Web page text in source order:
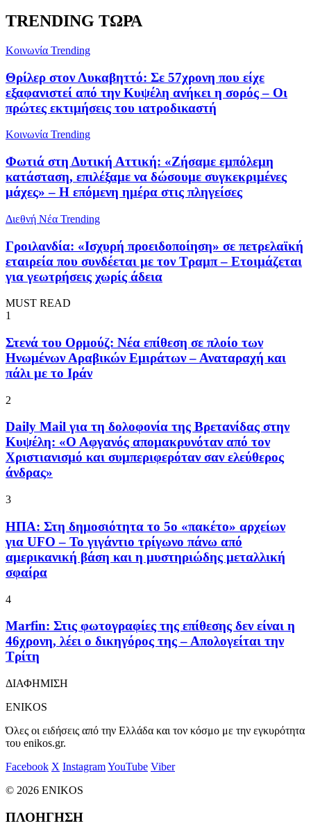
TRENDING ΤΩΡΑ
Κοινωνία Trending
Θρίλερ στον Λυκαβηττό: Σε 57χρονη που είχε
εξαφανιστεί από την Κυψέλη ανήκει η σορός – Οι
πρώτες εκτιμήσεις του ιατροδικαστή
Κοινωνία Trending
Φωτιά στη Δυτική Αττική: «Ζήσαμε εμπόλεμη
κατάσταση, επιλέξαμε να δώσουμε συγκεκριμένες
μάχες» – Η επόμενη ημέρα στις πληγείσες
Διεθνή Νέα Trending
Γροιλανδία: «Ισχυρή προειδοποίηση» σε πετρελαϊκή
εταιρεία που συνδέεται με τον Τραμπ – Ετοιμάζεται
για γεωτρήσεις χωρίς άδεια
MUST READ
1
Στενά του Ορμούζ: Νέα επίθεση σε πλοίο των
Ηνωμένων Αραβικών Εμιράτων – Αναταραχή και
πάλι με το Ιράν
2
Daily Mail για τη δολοφονία της Βρετανίδας στην
Κυψέλη: «Ο Αφγανός απομακρυνόταν από τον
Χριστιανισμό και συμπεριφερόταν σαν ελεύθερος
άνδρας»
3
ΗΠΑ: Στη δημοσιότητα το 5ο «πακέτο» αρχείων
για UFO – Το γιγάντιο τρίγωνο πάνω από
αμερικανική βάση και η μυστηριώδης μεταλλική
σφαίρα
4
Marfin: Στις φωτογραφίες της επίθεσης δεν είναι η
46χρονη, λέει ο δικηγόρος της – Απολογείται την
Τρίτη
ΔΙΑΦΗΜΙΣΗ
ENIKOS
Όλες οι ειδήσεις από την Ελλάδα και τον κόσμο με την εγκυρότητα
του enikos.gr.
Facebook X InstagramYouTube Viber
© 2026 ENIKOS
ΠΛΟΗΓΗΣΗ